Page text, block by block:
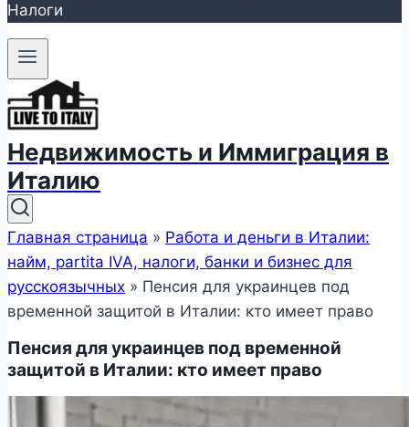
Налоги
Недвижимость и Иммиграция в
Италию
Главная страница » Работа и деньги в Италии:
найм, partita IVA, налоги, банки и бизнес для
русскоязычных » Пенсия для украинцев под
временной защитой в Италии: кто имеет право
Пенсия для украинцев под временной
защитой в Италии: кто имеет право